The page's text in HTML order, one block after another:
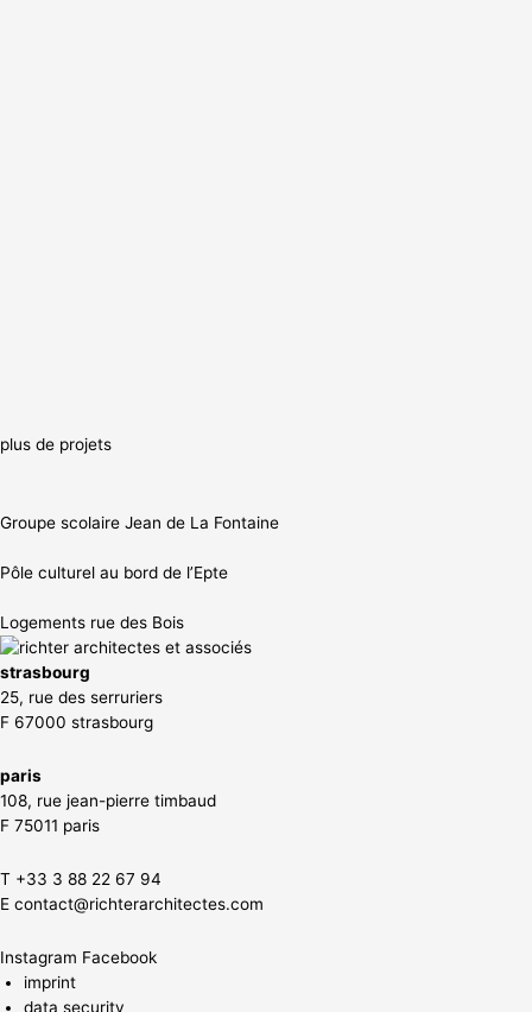
plus de projets
Groupe scolaire Jean de La Fontaine
Pôle culturel au bord de l’Epte
Logements rue des Bois
strasbourg
25, rue des serruriers
F 67000 strasbourg
paris
108, rue jean-pierre timbaud
F 75011 paris
T +33 3 88 22 67 94
E contact@richterarchitectes.com
Instagram Facebook
imprint
data security